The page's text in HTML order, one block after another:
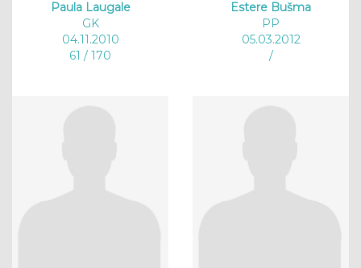
Paula Laugale
GK
04.11.2010
61 / 170
Estere Bušma
PP
05.03.2012
/